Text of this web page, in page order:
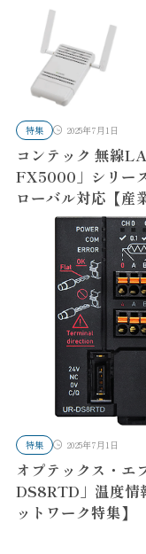
特集 2025年7月1日
コンテック 無線
FX5000」シリー
ローバル対応【産
特集 2025年7月1日
オプテックス・
DS8RTD」温度
ットワーク特集】